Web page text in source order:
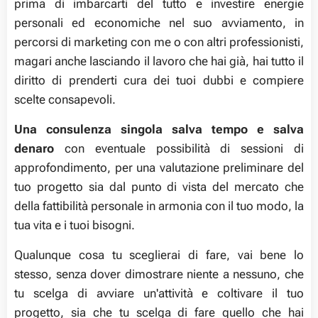
prima di imbarcarti del tutto e investire energie
personali ed economiche nel suo avviamento, in
percorsi di marketing con me o con altri professionisti,
magari anche lasciando il lavoro che hai già, hai tutto il
diritto di prenderti cura dei tuoi dubbi e compiere
scelte consapevoli.
Una consulenza singola salva tempo e salva
denaro con eventuale possibilità di sessioni di
approfondimento, per una valutazione preliminare del
tuo progetto sia dal punto di vista del mercato che
della fattibilità personale in armonia con il tuo modo, la
tua vita e i tuoi bisogni.
Qualunque cosa tu sceglierai di fare, vai bene lo
stesso, senza dover dimostrare niente a nessuno, che
tu scelga di avviare un'attività e coltivare il tuo
progetto, sia che tu scelga di fare quello che hai